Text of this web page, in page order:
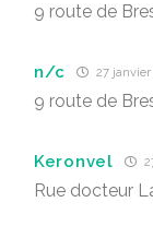
9 route de
n/c 27 janvier
9 route de
Keronvel
Rue docteur